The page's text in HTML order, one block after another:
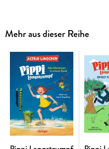
niemand erzählt so tolle
früher, als Pippi mit ihrem
Langstrumpf, über die
Pippi Langstrumpf 2. Pippi
beliebte Astrid Lindgren
farbig illustriert.
Lustige
ihren Freunden und
Mehr aus dieser Reihe